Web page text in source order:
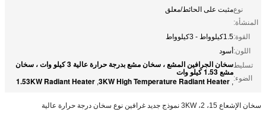
نوع
المنشأة:
مثبت على الحائط/معلق
القوة:1.5كيلوواط - 3كيلوواط
اللون:أسود
تسليط
الضوء:
سخان الجرافين المشع ، سخان مشع بدرجة حرارة عالية 3 كيلو وات ، سخان
مشع 1.53 كيلو وات
,
3KW High Temperature Radiant Heater
,
1.53KW Radiant Heater
سخان الإشعاع 15، 2، 3KW نموذج جديد غرافين نوع سخان درجة حرارة عالية